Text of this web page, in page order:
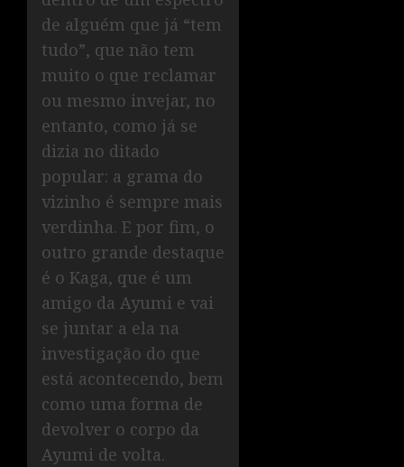
de alguém que já “tem
tudo”, que não tem
muito o que reclamar
ou mesmo invejar, no
entanto, como já se
dizia no ditado
popular: a grama do
vizinho é sempre mais
verdinha. E por fim, o
outro grande destaque
é o Kaga, que é um
amigo da Ayumi e vai
se juntar a ela na
investigação do que
está acontecendo, bem
como uma forma de
devolver o corpo da
Ayumi de volta.